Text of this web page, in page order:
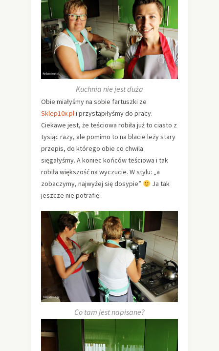
Kuchnia nie jest duża
Obie miałyśmy na sobie fartuszki ze
Sklep10x.pli przystąpiłyśmy do pracy.
Ciekawe jest, że teściowa robiła już to ciasto z
tysiąc razy, ale pomimo to na blacie leży stary
przepis, do którego obie co chwila
sięgałyśmy. A koniec końców teściowa i tak
robiła większość na wyczucie. W stylu: „a
zobaczymy, najwyżej się dosypie”
Ja tak
jeszcze nie potrafię.
Co tam jest napisane?